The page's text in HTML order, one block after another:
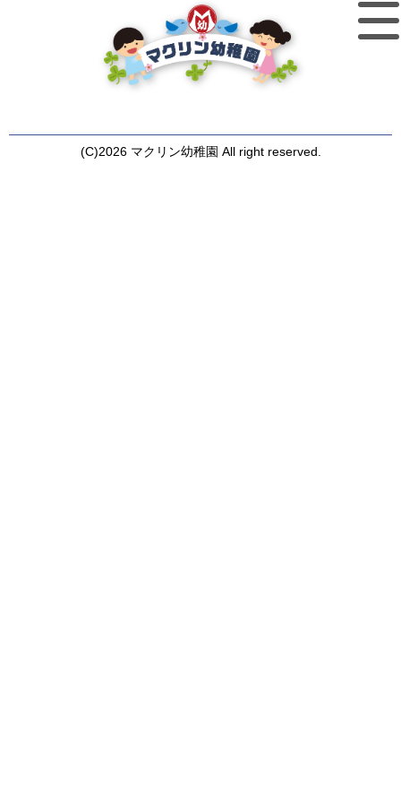
(C)2026 マクリン幼稚園 All right reserved.